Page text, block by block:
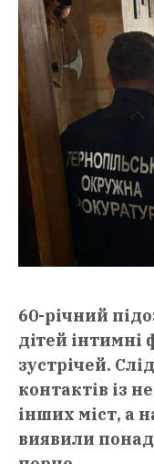
60-річний
дітей інтимні
зустрічей.
контактів із
інших міст, а
виявили